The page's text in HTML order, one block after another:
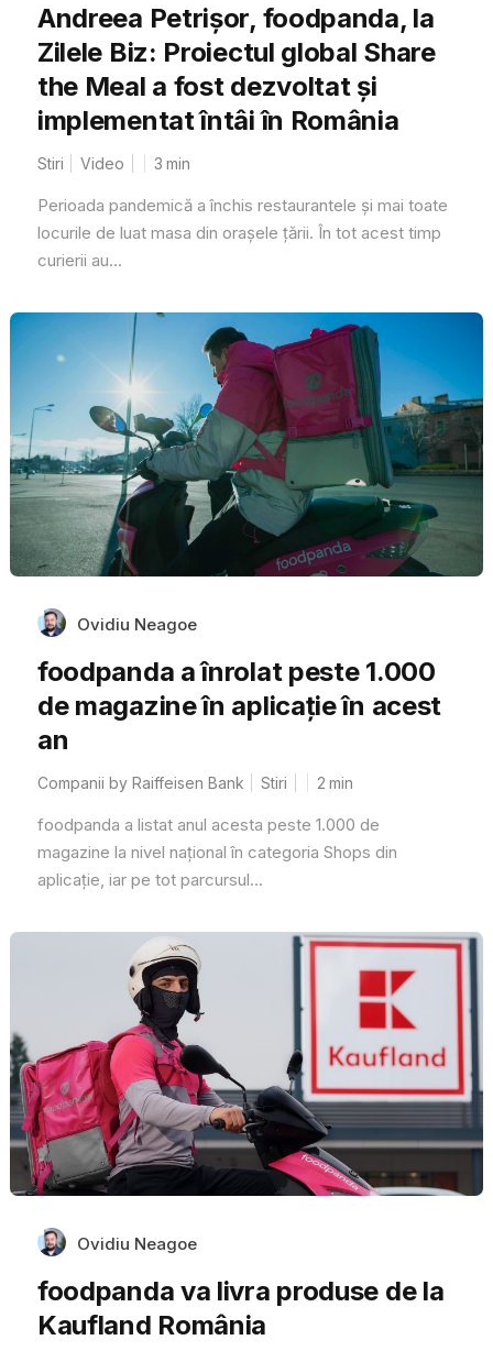
Andreea Petrișor, foodpanda, la
Zilele Biz: Proiectul global Share
the Meal a fost dezvoltat și
implementat întâi în România
Stiri Video 3 min
Perioada pandemică a închis restaurantele și mai toate
locurile de luat masa din orașele țării. În tot acest timp
curierii au...
Ovidiu Neagoe
foodpanda a înrolat peste 1.000
de magazine în aplicație în acest
an
Companii by Raiffeisen Bank Stiri 2 min
foodpanda a listat anul acesta peste 1.000 de
magazine la nivel național în categoria Shops din
aplicație, iar pe tot parcursul...
Ovidiu Neagoe
foodpanda va livra produse de la
Kaufland România